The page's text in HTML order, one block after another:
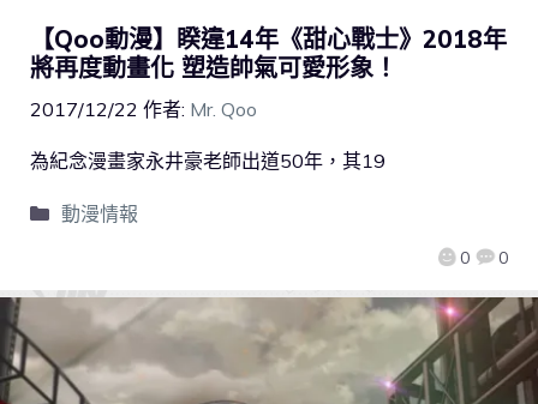
【Qoo動漫】睽違14年《甜心戰士》2018年
將再度動畫化 塑造帥氣可愛形象！
2017/12/22 作者: Mr. Qoo
0 0
為紀念漫畫家永井豪老師出道50年，其19
動漫情報